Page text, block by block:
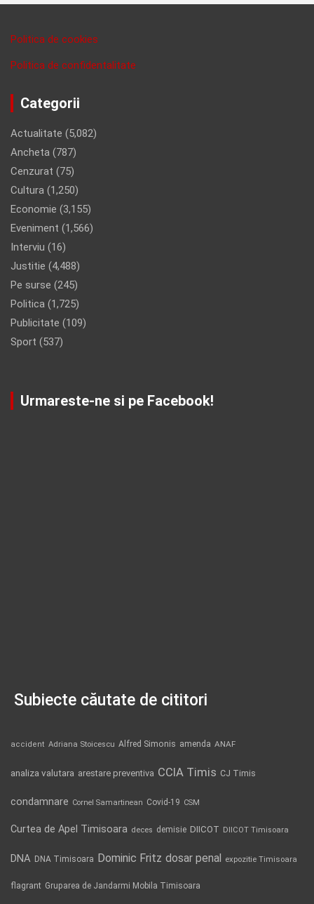
Politica de cookies
Politica de confidentalitate
Categorii
Actualitate (5,082)
Ancheta (787)
Cenzurat (75)
Cultura (1,250)
Economie (3,155)
Eveniment (1,566)
Interviu (16)
Justitie (4,488)
Pe surse (245)
Politica (1,725)
Publicitate (109)
Sport (537)
Urmareste-ne si pe Facebook!
Subiecte căutate de cititori
accident Adriana Stoicescu Alfred Simonis amenda ANAF
analiza valutara arestare preventiva CCIA Timis CJ Timis
condamnare Cornel Samartinean Covid-19 CSM
Curtea de Apel Timisoara deces demisie DIICOT DIICOT Timisoara
DNA DNA Timisoara Dominic Fritz dosar penal expozitie Timisoara
flagrant Gruparea de Jandarmi Mobila Timisoara